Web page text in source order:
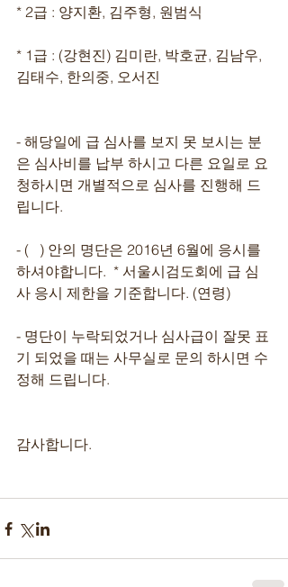
* 2급 : 양지환, 김주형, 원범식
* 1급 : (강현진) 김미란, 박호균, 김남우,
김태수, 한의중, 오서진
- 해당일에 급 심사를 보지 못 보시는 분
은 심사비를 납부 하시고 다른 요일로 요
청하시면 개별적으로 심사를 진행해 드
립니다.
- (   ) 안의 명단은 2016년 6월에 응시를
하셔야합니다.  * 서울시검도회에 급 심
사 응시 제한을 기준합니다. (연령)
- 명단이 누락되었거나 심사급이 잘못 표
기 되었을 때는 사무실로 문의 하시면 수
정해 드립니다.
감사합니다.